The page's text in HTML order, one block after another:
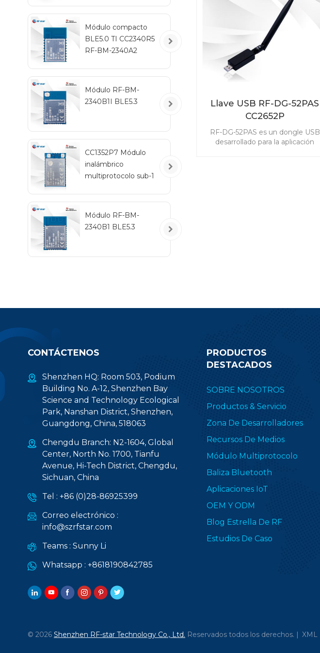
Llave USB RF-DG-52PAS
CC2652P
RF-DG-52PAS es un dongle USB
desarrollado para la aplicación
Módulo compacto
BLE5.0 TI CC2340R5
RF-BM-2340A2
Módulo RF-BM-
2340B1I BLE5.3
CC1352P7 Módulo
inalámbrico
multiprotocolo sub-1
Módulo RF-BM-
2340B1 BLE5.3
CONTÁCTENOS
Shenzhen HQ: Room 503, Podium
Building No. A-12, Shenzhen Bay
Science and Technology Ecological
Park, Nanshan District, Shenzhen,
Guangdong, China, 518063
Chengdu Branch: N2-1604, Global
Center, North No. 1700, Tianfu
Avenue, Hi-Tech District, Chengdu,
Sichuan, China
Tel : +86 (0)28-86925399
Correo electrónico :
info@szrfstar.com
Teams : Sunny Li
Whatsapp : +8618190842785
PRODUCTOS
DESTACADOS
SOBRE NOSOTROS
Productos & Servicio
Zona De Desarrolladores
Recursos De Medios
Módulo Multiprotocolo
Baliza Bluetooth
Aplicaciones IoT
OEM Y ODM
Blog Estrella De RF
Estudios De Caso
© 2026 Shenzhen RF-star Technology Co., Ltd. Reservados todos los derechos. | XML